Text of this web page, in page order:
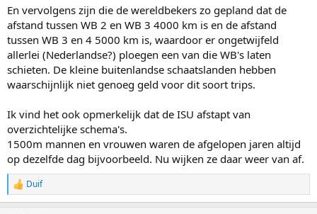
En vervolgens zijn die de wereldbekers zo gepland dat de
afstand tussen WB 2 en WB 3 4000 km is en de afstand
tussen WB 3 en 4 5000 km is, waardoor er ongetwijfeld
allerlei (Nederlandse?) ploegen een van die WB's laten
schieten. De kleine buitenlandse schaatslanden hebben
waarschijnlijk niet genoeg geld voor dit soort trips.
Ik vind het ook opmerkelijk dat de ISU afstapt van
overzichtelijke schema's.
1500m mannen en vrouwen waren de afgelopen jaren altijd
op dezelfde dag bijvoorbeeld. Nu wijken ze daar weer van af.
R
e
Duif